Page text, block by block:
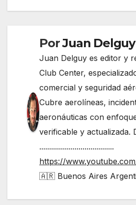
PorJuan Delguy
Juan Delguy es editor y
Club Center,
comercial y seguridad
Cubre aerolíneas,
aeronáuticas con
verificable y actualizada.
......................................
https://
🇦🇷 Buenos Aires